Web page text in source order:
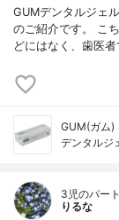
GUMデンタルジェ
のご紹介です。 こ
どにはなく、歯医
GUM(ガム)
デンタルジ
3児のパー
りるな